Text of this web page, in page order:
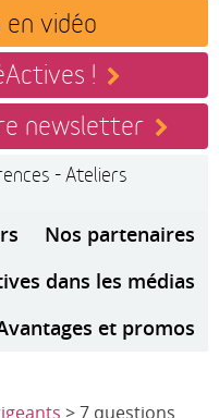
vidéo
!
newsletter
- Ateliers
Nos partenaires
dans les médias
et promos
> 7 questions